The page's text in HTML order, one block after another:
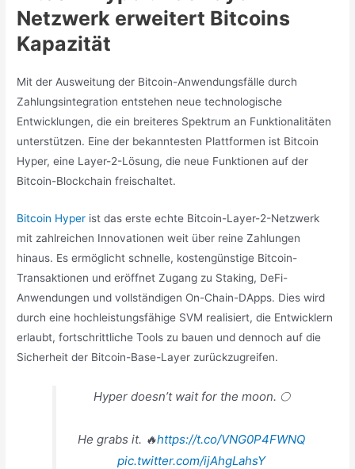
Netzwerk erweitert Bitcoins
Kapazität
Mit der Ausweitung der Bitcoin-Anwendungsfälle durch
Zahlungsintegration entstehen neue technologische
Entwicklungen, die ein breiteres Spektrum an Funktionalitäten
unterstützen. Eine der bekanntesten Plattformen ist Bitcoin
Hyper, eine Layer-2-Lösung, die neue Funktionen auf der
Bitcoin-Blockchain freischaltet.
Bitcoin Hyper ist das erste echte Bitcoin-Layer-2-Netzwerk
mit zahlreichen Innovationen weit über reine Zahlungen
hinaus. Es ermöglicht schnelle, kostengünstige Bitcoin-
Transaktionen und eröffnet Zugang zu Staking, DeFi-
Anwendungen und vollständigen On-Chain-DApps. Dies wird
durch eine hochleistungsfähige SVM realisiert, die Entwicklern
erlaubt, fortschrittliche Tools zu bauen und dennoch auf die
Sicherheit der Bitcoin-Base-Layer zurückzugreifen.
Hyper doesn’t wait for the moon. 🌕
He grabs it. 🔥https://t.co/VNG0P4FWNQ
pic.twitter.com/ijAhgLahsY